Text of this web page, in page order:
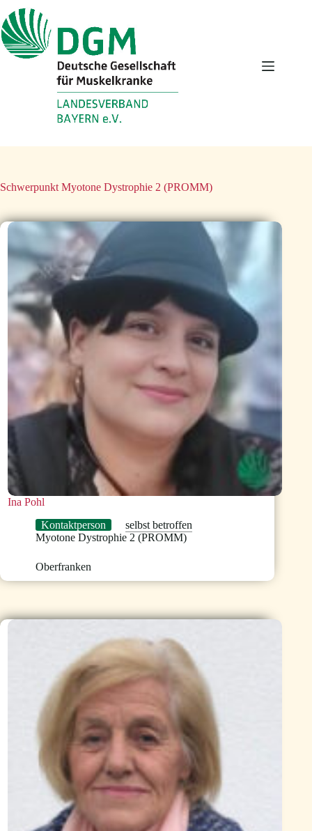
Inhalt
springen
Schwerpunkt Myotone Dystrophie 2 (PROMM)
Ina Pohl
Kontaktperson
selbst betroffen
Myotone Dystrophie 2 (PROMM)
Oberfranken